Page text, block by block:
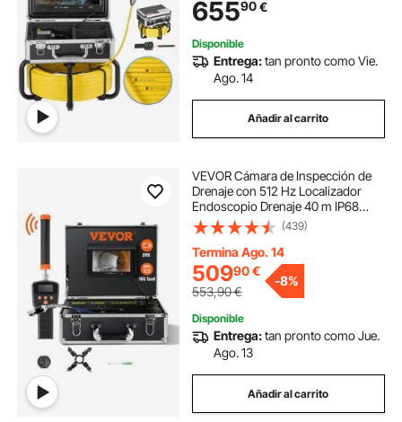
LED, Tarjeta SD 32 GB, 303 x 303 x
260 mm
65590€
Disponible
Entrega:tan pronto como Vie.
Ago. 14
Añadir al carrito
VEVOR Cámara de Inspección de
Drenaje con 512 Hz Localizador
Endoscopio Drenaje 40 m IP68
Impermeable Grabadora DVR 12
LEDs Ajustables Tarjeta SD de 16 GB
para Tuberías de Alcantarillado
(439)
Termina Ago. 14
50990€
553,90€
-8%
Disponible
Entrega:tan pronto como Jue.
Ago. 13
Añadir al carrito